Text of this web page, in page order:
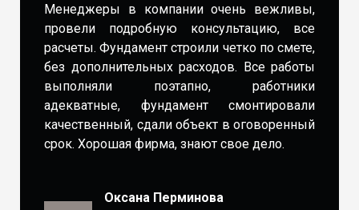
Менеджеры в компании очень вежливы,
провели подробную консультацию, все
расчеты. Фундамент строили четко по смете,
без дополнительных расходов. Все работы
выполняли поэтапно, работники
адекватные, фундамент смонтировали
качественный, сдали объект в оговоренный
срок. Хорошая фирма, знают свое дело.
Оксана Перминова